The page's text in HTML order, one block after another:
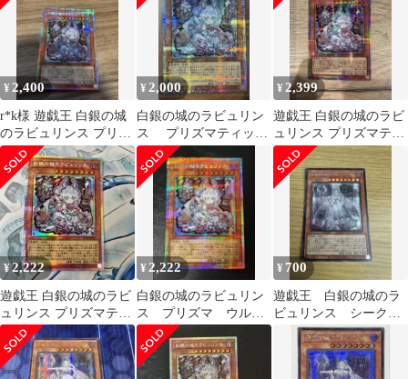
¥2,400
r*k様 遊戯王 白銀の城
のラビュリンス プリズ
マティックシークレッ
ト
¥2,000
白銀の城のラビュリン
ス プリズマティック
シークレット
¥2,399
遊戯王 白銀の城のラビ
ュリンス プリズマティ
ックシークレット
¥2,222
遊戯王 白銀の城のラビ
ュリンス プリズマティ
ックシークレット
¥ 2,222
白銀の城のラビュリン
ス プリズマ ウルト
ラ シークレット
¥ 700
遊戯王 白銀の城のラ
ビュリンス シークレ
ットレア